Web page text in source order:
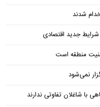
شدند
شرایط جدید اقتصادی
منطقه است
نمی‌شود
با شاغلان تفاوتی ندارند